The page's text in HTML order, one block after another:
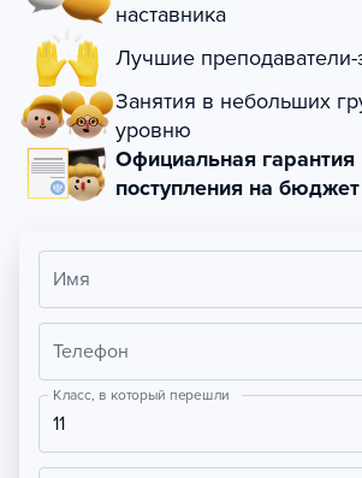
наставника
Лучшие
Занятия в небольших
уровню
Официальная гарантия
поступления на бюджет
Имя
Телефон
Класс, в который перешли
11